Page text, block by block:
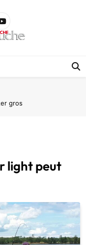
gros
light peut